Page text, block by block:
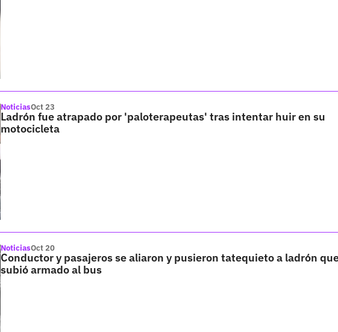
NoticiasOct 23
Ladrón fue atrapado por 'paloterapeutas' tras intentar huir en su
motocicleta
NoticiasOct 20
Conductor y pasajeros se aliaron y pusieron tatequieto a ladrón
subió armado al bus